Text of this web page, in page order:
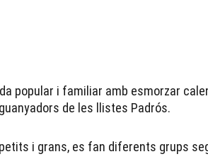
popular i familiar amb esmorzar
de les llistes Padrós.
i grans, es fan diferents grups